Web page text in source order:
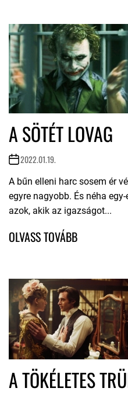
A SÖTÉT LOVAG
2022.01.19.
A bűn elleni harc sosem ér
egyre nagyobb. És néha
azok, akik az igazságot...
A TÖKÉLETES